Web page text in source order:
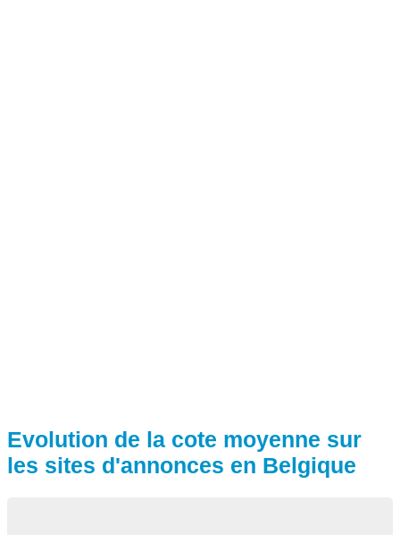
Evolution de la cote moyenne sur
les sites d'annonces en Belgique